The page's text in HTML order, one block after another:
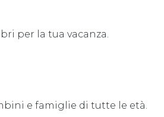
per la tua vacanza.
e famiglie di tutte le età.